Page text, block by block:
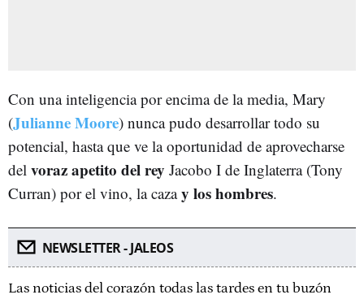
Con una inteligencia por encima de la media, Mary
(Julianne Moore) nunca pudo desarrollar todo su
potencial, hasta que ve la oportunidad de aprovecharse
del voraz apetito del rey Jacobo I de Inglaterra (Tony
Curran) por el vino, la cazay los hombres.
NEWSLETTER - JALEOS
Las noticias del corazón todas las tardes en tu buzón